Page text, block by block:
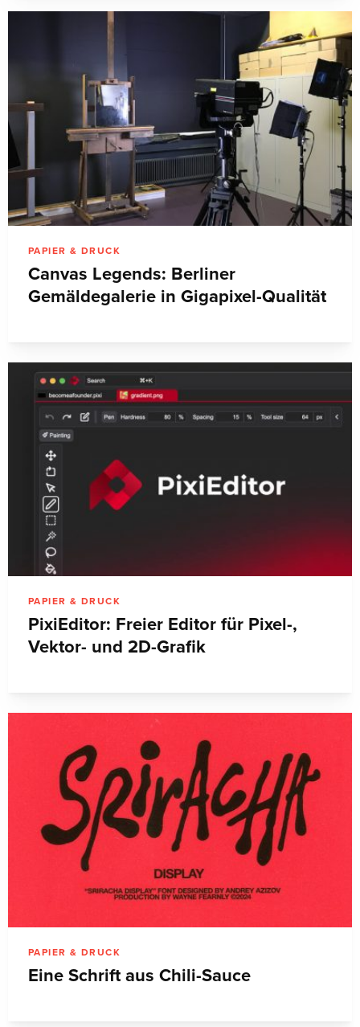
PAPIER & DRUCK
Canvas Legends: Berliner
Gemäldegalerie in Gigapixel-Qualität
PAPIER & DRUCK
PixiEditor: Freier Editor für Pixel-,
Vektor- und 2D-Grafik
PAPIER & DRUCK
Eine Schrift aus Chili-Sauce